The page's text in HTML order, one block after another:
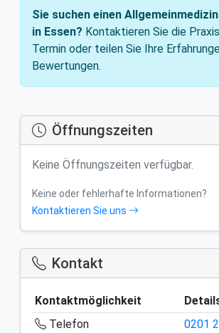
Sie suchen einen
in Essen? Kontaktieren Sie die
Termin oder teilen Sie Ihre
Bewertungen.
Öffnungszeiten
Keine Öffnungszeiten verfügbar.
Keine oder fehlerhafte Informationen?
Kontaktieren Sie uns
Kontakt
Kontaktmöglichkeit
Telefon
0201